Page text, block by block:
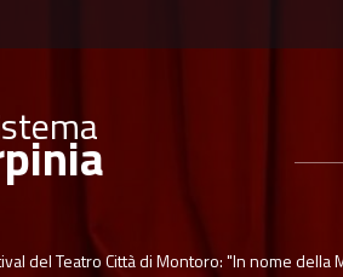
del Teatro Città di Montoro: "In nome della